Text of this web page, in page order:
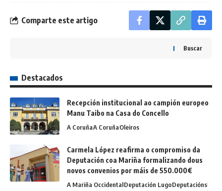
Comparte este artigo
Buscar
Destacados
Recepción institucional ao campión europeo
Manu Taibo na Casa do Concello
A CoruñaA CoruñaOleiros
Carmela López reafirma o compromiso da
Deputación coa Mariña formalizando dous
novos convenios por máis de 550.000€
A Mariña OccidentalDeputación LugoDeputacións